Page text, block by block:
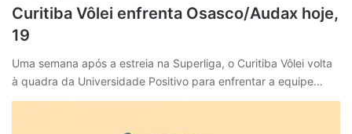
Curitiba Vôlei enfrenta Osasco/Audax hoje,
19
Uma semana após a estreia na Superliga, o Curitiba Vôlei volta
à quadra da Universidade Positivo para enfrentar a equipe…